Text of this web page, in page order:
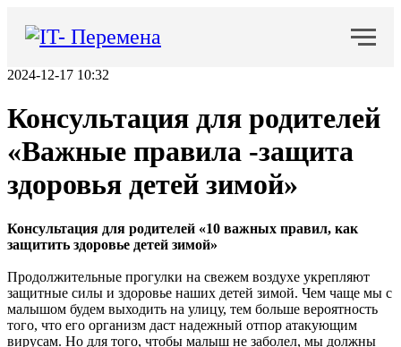
2024-12-17 10:32
Консультация для родителей
«Важные правила -защита
здоровья детей зимой»
Консультация для родителей «10 важных правил, как
защитить здоровье детей зимой»
Продолжительные прогулки на свежем воздухе укрепляют
защитные силы и здоровье наших детей зимой. Чем чаще мы с
малышом будем выходить на улицу, тем больше вероятность
того, что его организм даст надежный отпор атакующим
вирусам. Но для того, чтобы малыш не заболел, мы должны